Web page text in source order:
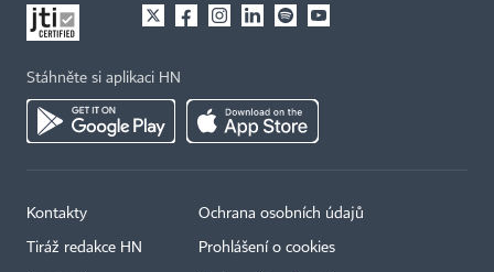
Stáhněte si aplikaci HN
Kontakty
Tiráž redakce HN
Ochrana osobních údajů
Prohlášení o cookies